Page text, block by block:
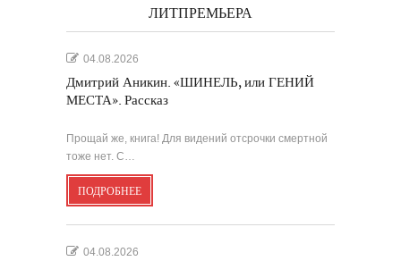
ЛИТПРЕМЬЕРА
04.08.2026
Дмитрий Аникин. «ШИНЕЛЬ, или ГЕНИЙ
МЕСТА». Рассказ
Прощай же, книга! Для видений отсрочки смертной
тоже нет. С…
ПОДРОБНЕЕ
04.08.2026